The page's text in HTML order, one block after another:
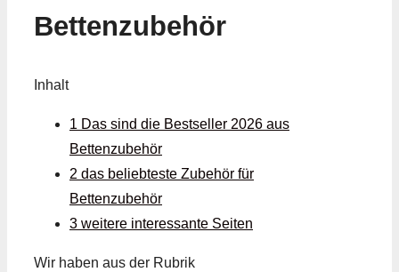
Bettenzubehör
Inhalt
1 Das sind die Bestseller 2026 aus
Bettenzubehör
2 das beliebteste Zubehör für
Bettenzubehör
3 weitere interessante Seiten
Wir haben aus der Rubrik